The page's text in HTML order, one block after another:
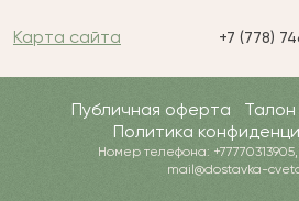
Карта сайта +7 (778)
Публичная оферта
Политика
Номер телефона: +77770313905,
mail@dostavka-